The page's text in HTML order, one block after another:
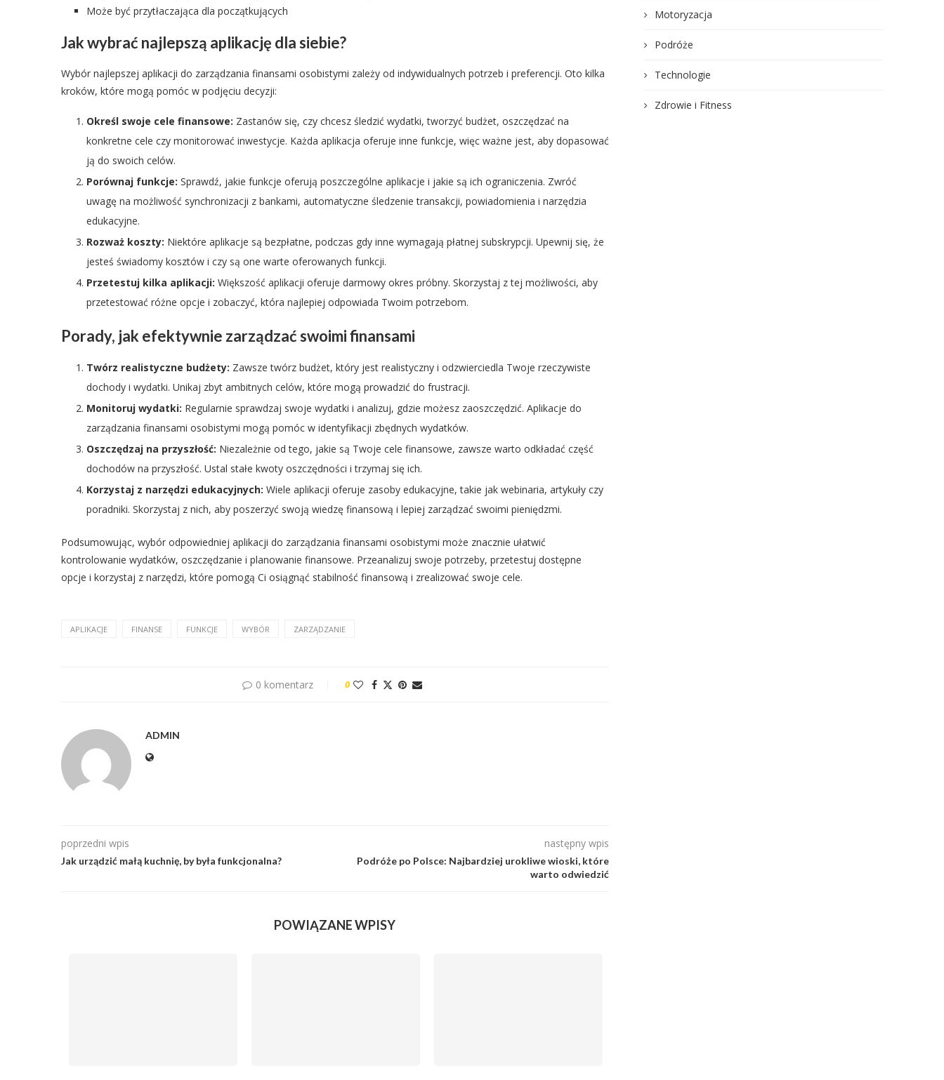
Może być przytłaczająca dla początkujących
Jak wybrać najlepszą aplikację dla siebie?
Wybór najlepszej aplikacji do zarządzania finansami osobistymi zależy od indywidualnych potrzeb i preferencji. Oto kilka
kroków, które mogą pomóc w podjęciu decyzji:
Określ swoje cele finansowe: Zastanów się, czy chcesz śledzić wydatki, tworzyć budżet, oszczędzać na
konkretne cele czy monitorować inwestycje. Każda aplikacja oferuje inne funkcje, więc ważne jest, aby dopasować
ją do swoich celów.
Porównaj funkcje: Sprawdź, jakie funkcje oferują poszczególne aplikacje i jakie są ich ograniczenia. Zwróć
uwagę na możliwość synchronizacji z bankami, automatyczne śledzenie transakcji, powiadomienia i narzędzia
edukacyjne.
Rozważ koszty: Niektóre aplikacje są bezpłatne, podczas gdy inne wymagają płatnej subskrypcji. Upewnij się, że
jesteś świadomy kosztów i czy są one warte oferowanych funkcji.
Przetestuj kilka aplikacji: Większość aplikacji oferuje darmowy okres próbny. Skorzystaj z tej możliwości, aby
przetestować różne opcje i zobaczyć, która najlepiej odpowiada Twoim potrzebom.
Porady, jak efektywnie zarządzać swoimi finansami
Twórz realistyczne budżety: Zawsze twórz budżet, który jest realistyczny i odzwierciedla Twoje rzeczywiste
dochody i wydatki. Unikaj zbyt ambitnych celów, które mogą prowadzić do frustracji.
Monitoruj wydatki: Regularnie sprawdzaj swoje wydatki i analizuj, gdzie możesz zaoszczędzić. Aplikacje do
zarządzania finansami osobistymi mogą pomóc w identyfikacji zbędnych wydatków.
Oszczędzaj na przyszłość: Niezależnie od tego, jakie są Twoje cele finansowe, zawsze warto odkładać część
dochodów na przyszłość. Ustal stałe kwoty oszczędności i trzymaj się ich.
Korzystaj z narzędzi edukacyjnych: Wiele aplikacji oferuje zasoby edukacyjne, takie jak webinaria, artykuły czy
poradniki. Skorzystaj z nich, aby poszerzyć swoją wiedzę finansową i lepiej zarządzać swoimi pieniędzmi.
Podsumowując, wybór odpowiedniej aplikacji do zarządzania finansami osobistymi może znacznie ułatwić
kontrolowanie wydatków, oszczędzanie i planowanie finansowe. Przeanalizuj swoje potrzeby, przetestuj dostępne
opcje i korzystaj z narzędzi, które pomogą Ci osiągnąć stabilność finansową i zrealizować swoje cele.
APLIKACJE FINANSE FUNKCJE WYBÓR ZARZĄDZANIE
0 komentarz 0
ADMIN
poprzedni wpis
Jak urządzić małą kuchnię, by była funkcjonalna?
następny wpis
Podróże po Polsce: Najbardziej urokliwe wioski, które
warto odwiedzić
POWIĄZANE WPISY
Motoryzacja
Podróże
Technologie
Zdrowie i Fitness